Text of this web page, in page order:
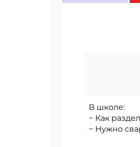
В школе:
− Как
− Нужно